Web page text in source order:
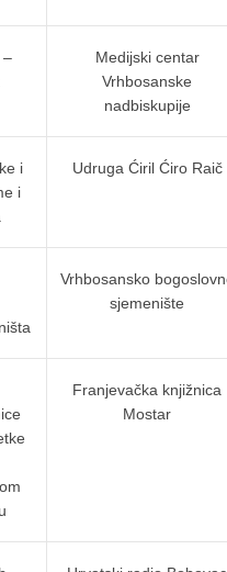
–
Medijski centar
Vrhbosanske
nadbiskupije
i
i
Udruga Ćiril Ćiro Raič
Vrhbosansko
sjemenište
Franjevačka knjižnica
Mostar